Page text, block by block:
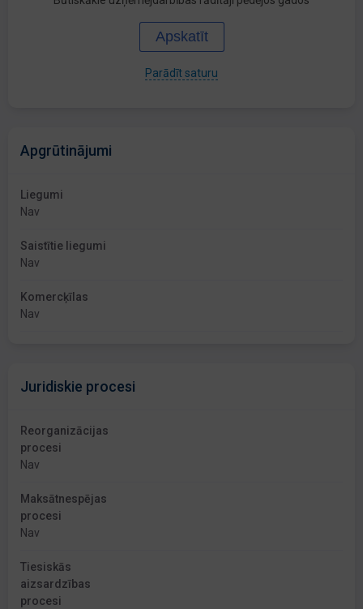
Apskatīt
Parādīt saturu
Apgrūtinājumi
Liegumi
Nav
Saistītie liegumi
Nav
Komercķīlas
Nav
Juridiskie procesi
Reorganizācijas
procesi
Nav
Maksātnespējas
procesi
Nav
Tiesiskās
aizsardzības
procesi